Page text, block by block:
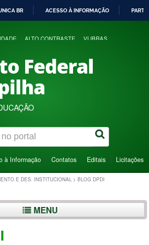
BR ACESSO À INFORMAÇÃO
ALTO CONTRASTE VLIBRAS
Federal
à Informação Contatos Editais Licitações
E DES. INSTITUCIONAL > BLOG DPDI
MENU